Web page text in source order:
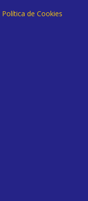
Política de Cookies